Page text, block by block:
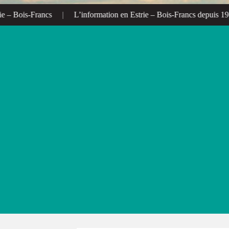
Francs | L’information en Estrie – Bois-Francs depuis 1972